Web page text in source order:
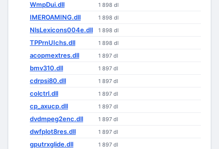
WmpDui.dll 1 898 dl
IMEROAMING.dll 1 898 dl
NlsLexicons004e.dll 1 898 dl
TPPrnUIchs.dll 1 898 dl
acopmextres.dll 1 897 dl
bmv310.dll 1 897 dl
cdrpsi80.dll 1 897 dl
colctrl.dll 1 897 dl
cp_axucp.dll 1 897 dl
dvdmpeg2enc.dll 1 897 dl
dwfplot8res.dll 1 897 dl
gputrxglide.dll 1 897 dl